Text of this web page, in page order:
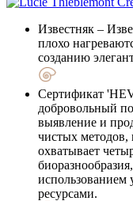
Известняк –
плохо
созданию
Сертификат
добровольный
выявление и
чистых
охватывает
использованием
ресурсами.